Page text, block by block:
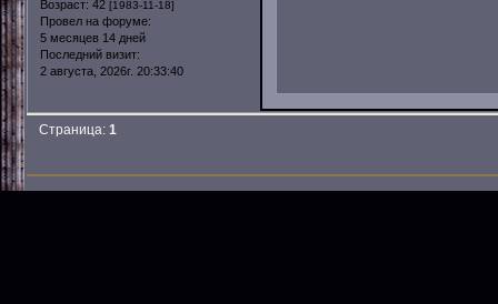
Возраст: 42 [1983-11-18]
Провел на форуме:
5 месяцев 14 дней
Последний визит:
2 августа, 2026г. 20:33:40
Страница:1